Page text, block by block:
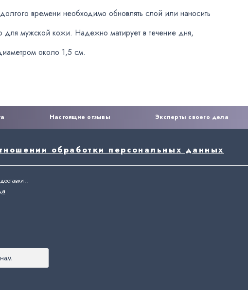
времени необходимо обновлять слой или наносить
для мужской кожи. Надежно матирует в течение дня,
около 1,5 см.
Настоящие отзывы Эксперты своего дела
обработки персональных данных
: